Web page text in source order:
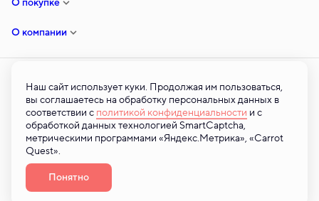
О компании
© ООО «ТСЗ» — 2026 © Все права на публикуемые на сайте материалы
принадлежат ООО «ТСЗ». Любая информация, представленная на
данном сайте, носит исключительно информационный характер и ни при
каких условиях не является публичной офертой, определяемой
положениями статьи 437 ГК РФ. 2026
Наш сайт использует куки. Продолжая им пользоваться,
вы соглашаетесь на обработку персональных данных в
соответствии с политикой конфиденциальности и с
обработкой данных технологией SmartCaptcha,
метрическими программами «Яндекс.Метрика», «Carrot
Quest».
Понятно